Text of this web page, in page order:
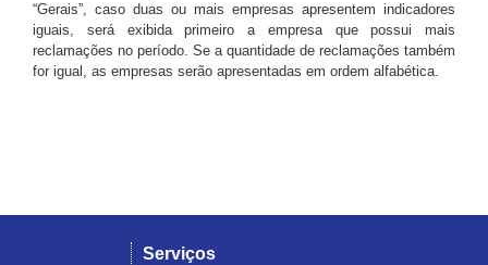
“Gerais”, caso duas ou mais empresas apresentem indicadores
iguais, será exibida primeiro a empresa que possui mais
reclamações no período. Se a quantidade de reclamações também
for igual, as empresas serão apresentadas em ordem alfabética.
Serviços